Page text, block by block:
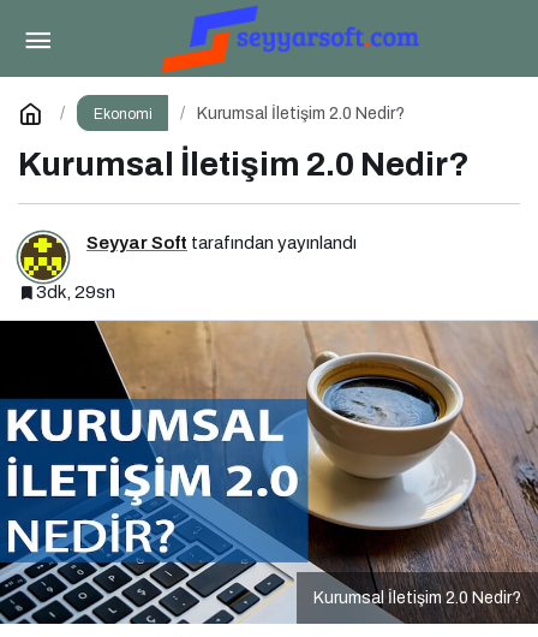
Ekonomi Kurumsal İletişim 2.0 Nedir?
Kurumsal İletişim 2.0 Nedir?
Seyyar Soft tarafından yayınlandı
3dk, 29sn
Kurumsal İletişim 2.0 Nedir?
ABD Ekonomisi Dalgalanıyor
Yorum Yap